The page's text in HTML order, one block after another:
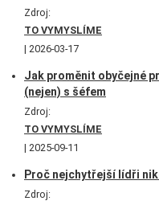
Zdroj:
TO VYMYSLÍME
2026-03-17
Jak proměnit obyčejné
(nejen) s šéfem
Zdroj:
TO VYMYSLÍME
2025-09-11
Proč nejchytřejší lídři
Zdroj: